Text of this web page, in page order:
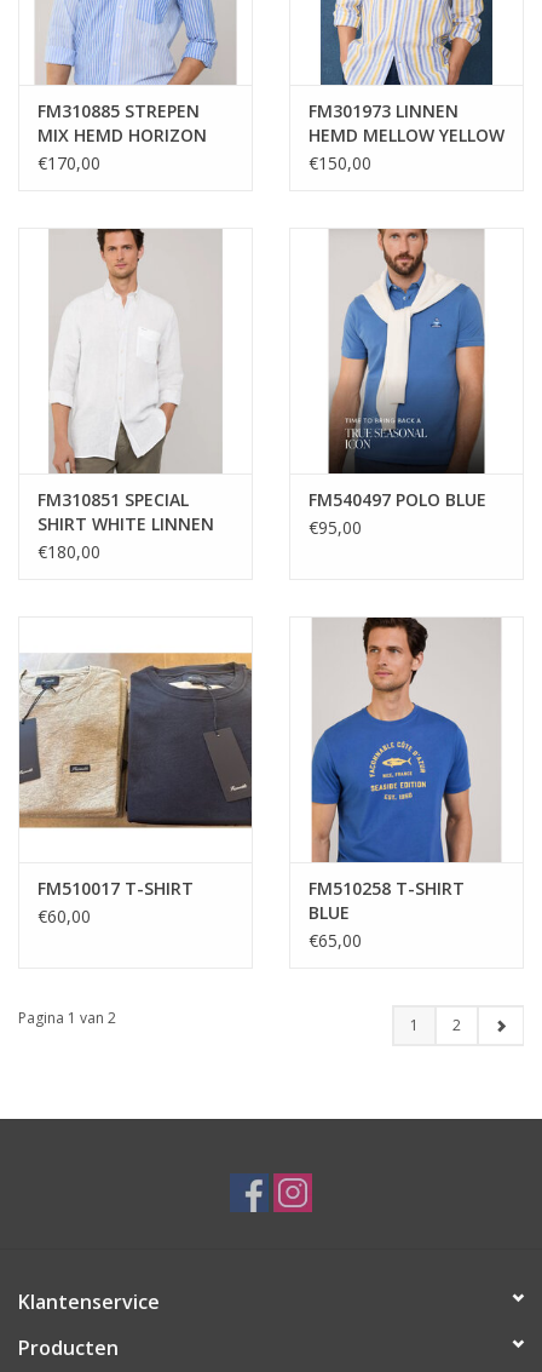
FM310885 STREPEN
MIX HEMD HORIZON
BLUE
€170,00
FM301973 LINNEN
HEMD MELLOW YELLOW
€150,00
FM310851 SPECIAL
SHIRT WHITE LINNEN
€180,00
FM540497 POLO BLUE
€95,00
FM510017 T-SHIRT
€60,00
FM510258 T-SHIRT
BLUE
€65,00
Pagina 1 van 2 1 2
Klantenservice
Producten